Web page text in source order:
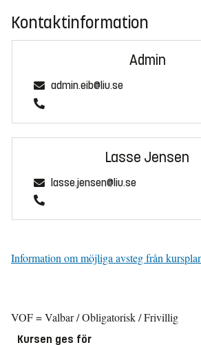
Kontaktinformation
Admin
admin.eib@liu.se
Lasse Jensen
lasse.jensen@liu.se
Information om möjliga avsteg från
VOF = Valbar / Obligatorisk / Frivillig
Kursen ges för